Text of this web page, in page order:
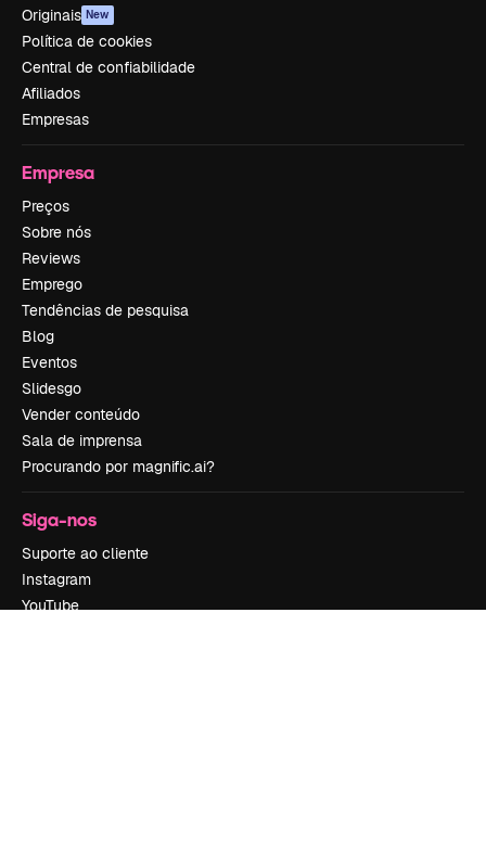
Originais New
Política de cookies
Central de confiabilidade
Afiliados
Empresas
Empresa
Preços
Sobre nós
Reviews
Emprego
Tendências de pesquisa
Blog
Eventos
Slidesgo
Vender conteúdo
Sala de imprensa
Procurando por magnific.ai?
Siga-nos
Suporte ao cliente
Instagram
YouTube